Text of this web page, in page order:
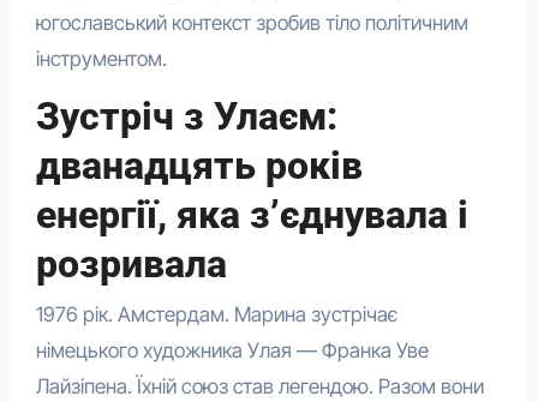
югославський контекст зробив тіло політичним
інструментом.
Зустріч з Улаєм:
дванадцять років
енергії, яка з’єднувала і
розривала
1976 рік. Амстердам. Марина зустрічає
німецького художника Улая — Франка Уве
Лайзіпена. Їхній союз став легендою. Разом вони